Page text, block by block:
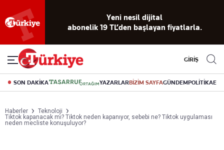
okuma
deneyimi
dijital arşiv
Akıllı haber
asistanı
Eski gazeteleri
indirme
canlı soru
cevap
GİRİŞ
SON DAKİKA YAZARLARBİZİM SAYFAGÜNDEMPOLİTİKA
Haberler
Teknoloji
Tiktok kapanacak mı? Tiktok neden kapanıyor, sebebi ne? Tiktok uygulaması
neden mecliste konuşuluyor?